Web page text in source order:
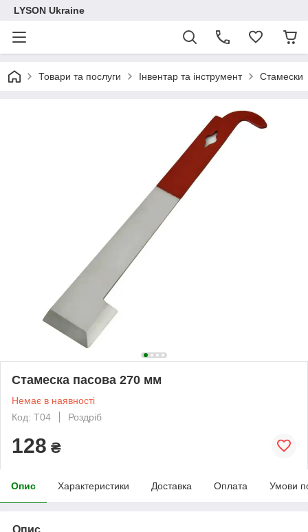
LYSON Ukraine
Товари та послуги Інвентар та інструмент Стамески
Стамеска пасова 270 мм
Немає в наявності
Код: T04
Роздріб
128 ₴
Опис Характеристики Доставка Оплата Умови
Опис